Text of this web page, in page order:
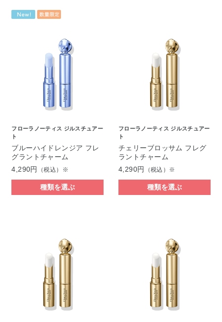
フローラノーティス ジルスチュアー
ト
ブルーハイドレンジア フレ
グラントチャーム
4,290円
（税込）※
種類を選ぶ
フローラノーティス ジルスチュアー
ト
チェリーブロッサム フレグ
ラントチャーム
4,290円
（税込）※
種類を選ぶ